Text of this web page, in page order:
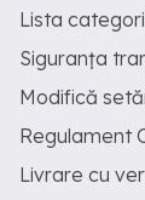
Lista
Siguranța
Modifică
Regulament
Livrare cu